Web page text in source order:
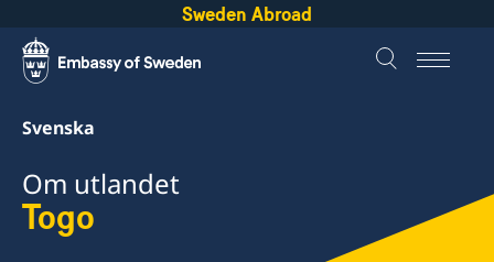
Sweden Abroad
Svenska
Om utlandet
Togo